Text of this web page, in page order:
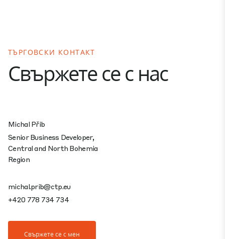
ТЪРГОВСКИ КОНТАКТ
Свържете се с нас
Michal Přib
Senior Business Developer,
Central and North Bohemia
Region
michal.prib@ctp.eu
+420 778 734 734
Свържете се с мен